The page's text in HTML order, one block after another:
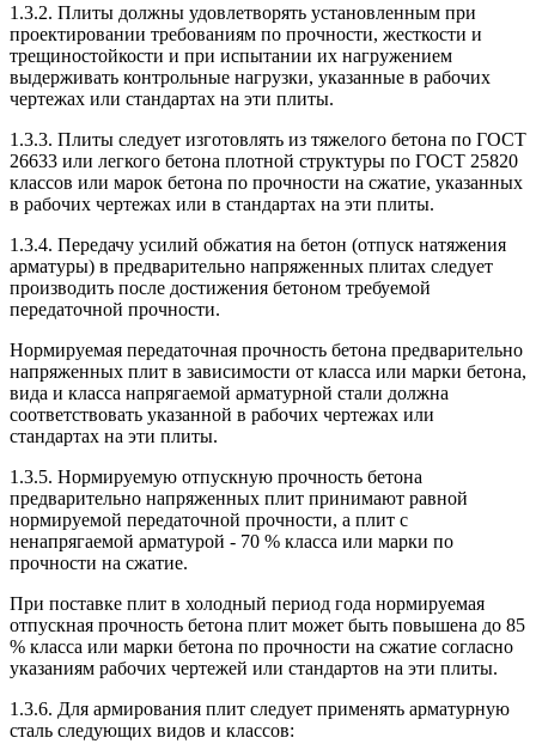
1.3.2. Плиты должны удовлетворять установленным при
проектировании требованиям по прочности, жесткости и
трещиностойкости и при испытании их нагружением
выдерживать контрольные нагрузки, указанные в рабочих
чертежах или стандартах на эти плиты.
1.3.3. Плиты следует изготовлять из тяжелого бетона по ГОСТ
26633 или легкого бетона плотной структуры по ГОСТ 25820
классов или марок бетона по прочности на сжатие, указанных
в рабочих чертежах или в стандартах на эти плиты.
1.3.4. Передачу усилий обжатия на бетон (отпуск натяжения
арматуры) в предварительно напряженных плитах следует
производить после достижения бетоном требуемой
передаточной прочности.
Нормируемая передаточная прочность бетона предварительно
напряженных плит в зависимости от класса или марки бетона,
вида и класса напрягаемой арматурной стали должна
соответствовать указанной в рабочих чертежах или
стандартах на эти плиты.
1.3.5. Нормируемую отпускную прочность бетона
предварительно напряженных плит принимают равной
нормируемой передаточной прочности, а плит с
ненапрягаемой арматурой - 70 % класса или марки по
прочности на сжатие.
При поставке плит в холодный период года нормируемая
отпускная прочность бетона плит может быть повышена до 85
% класса или марки бетона по прочности на сжатие согласно
указаниям рабочих чертежей или стандартов на эти плиты.
1.3.6. Для армирования плит следует применять арматурную
сталь следующих видов и классов: